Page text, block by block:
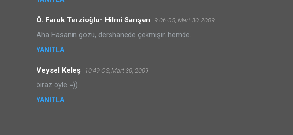
Ö. Faruk Terzioğlu- Hilmi Sarışen 9:06 ÖS, Mart 30, 2009
Aha Hasanın gözü, dershanede çekmişin hemde.
YANITLA
Veysel Keleş 10:49 ÖS, Mart 30, 2009
biraz öyle =))
YANITLA